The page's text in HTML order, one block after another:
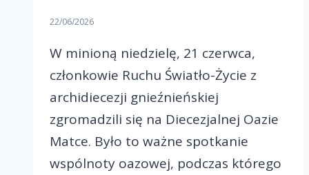
22/06/2026
W minioną niedzielę, 21 czerwca,
członkowie Ruchu Światło-Życie z
archidiecezji gnieźnieńskiej
zgromadzili się na Diecezjalnej Oazie
Matce. Było to ważne spotkanie
wspólnoty oazowej, podczas którego